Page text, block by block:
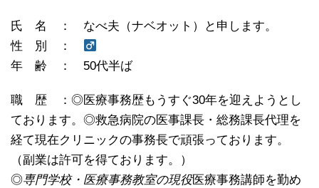
氏 名 ： なべ夫（ナベオット）と申します。
性 別 ：
年 齢 ： 50代半ば
職 歴 ：◎医療事務歴もうすぐ30年を迎えようとし
ております。◎救急病院の医事課長・総務課長代理を
経て現在クリニックの事務長で頑張っております。
（副業は許可を得ております。）
◎専門学校・医療事務教室の現役医療事務講師を勤め